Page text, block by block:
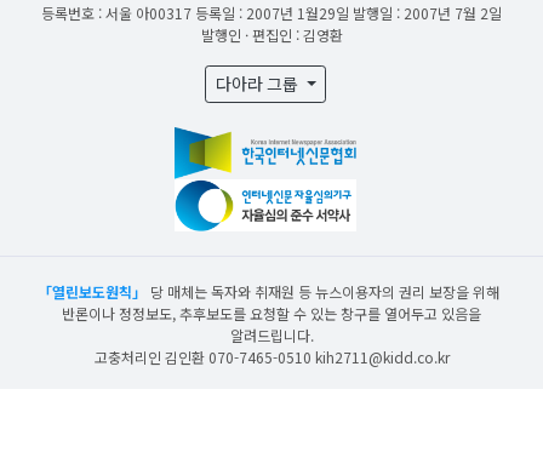
등록번호 : 서울 아00317 등록일 : 2007년 1월29일 발행일 : 2007년 7월 2일
발행인 · 편집인 : 김영환
다아라 그룹
「열린보도원칙」
당 매체는 독자와 취재원 등 뉴스이용자의 권리 보장을 위해
반론이나 정정보도, 추후보도를 요청할 수 있는 창구를 열어두고 있음을
알려드립니다.
고충처리인 김인환 070-7465-0510 kih2711@kidd.co.kr